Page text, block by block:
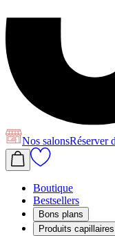
Nos salonsRéserver
Boutique
Bestsellers
Bons plans
Produits capillaires